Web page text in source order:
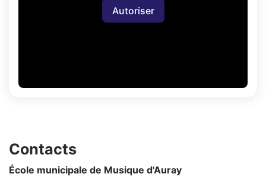
Autoriser
Contacts
École municipale de Musique d'Auray